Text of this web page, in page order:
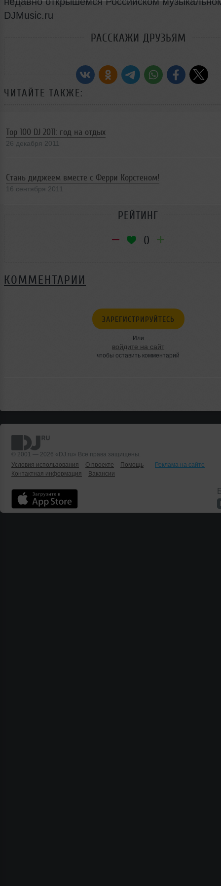
DJMusic.ru
РАССКАЖИ ДРУЗЬЯМ
ЧИТАЙТЕ ТАКЖЕ:
Top 100 DJ 2011: год на отдых
26 декабря 2011
Стань диджеем вместе с Ферри Корстеном!
16 сентября 2011
РЕЙТИНГ
0
КОММЕНТАРИИ
ЗАРЕГИСТРИРУЙТЕСЬ
Или
войдите на сайт
чтобы оставить комментарий
© 2001 — 2026 «DJ.ru» Все права защищены.
Условия использования
О проекте Помощь
Реклама на сайте
Контактная информация
Вакансии